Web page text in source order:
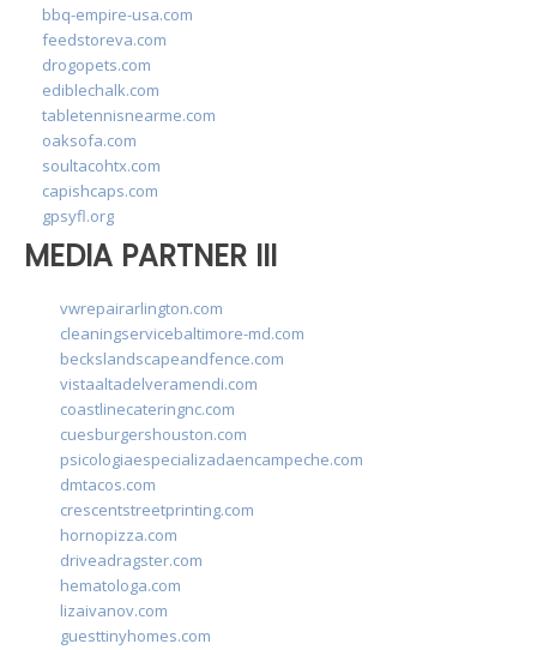
bbq-empire-usa.com
feedstoreva.com
drogopets.com
ediblechalk.com
tabletennisnearme.com
oaksofa.com
soultacohtx.com
capishcaps.com
gpsyfl.org
MEDIA PARTNER III
vwrepairarlington.com
cleaningservicebaltimore-md.com
beckslandscapeandfence.com
vistaaltadelveramendi.com
coastlinecateringnc.com
cuesburgershouston.com
psicologiaespecializadaencampeche.com
dmtacos.com
crescentstreetprinting.com
hornopizza.com
driveadragster.com
hematologa.com
lizaivanov.com
guesttinyhomes.com